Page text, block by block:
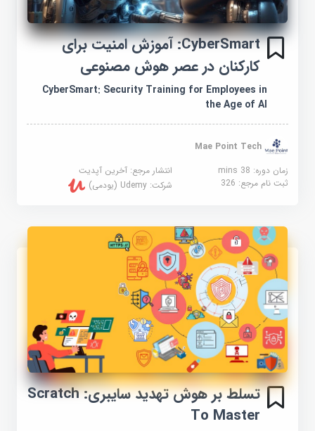
CyberSmart: آموزش امنیت برای
کارکنان در عصر هوش مصنوعی
CyberSmart: Security Training for Employees in
the Age of AI
Mae Point Tech
زمان دوره: 38 mins
انتشار مرجع:آخرین آپدیت
ثبت نام مرجع:326 شرکت:Udemy (یودمی)
تسلط بر هوش تهدید سایبری: Scratch
To Master